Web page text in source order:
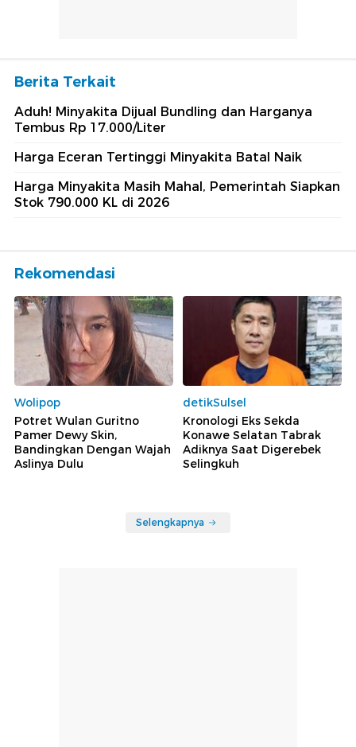
Berita Terkait
Aduh! Minyakita Dijual Bundling dan Harganya
Tembus Rp 17.000/Liter
Harga Eceran Tertinggi Minyakita Batal Naik
Harga Minyakita Masih Mahal, Pemerintah Siapkan
Stok 790.000 KL di 2026
Rekomendasi
Wolipop
Potret Wulan Guritno
Pamer Dewy Skin,
Bandingkan Dengan Wajah
Aslinya Dulu
detikSulsel
Kronologi Eks Sekda
Konawe Selatan Tabrak
Adiknya Saat Digerebek
Selingkuh
Selengkapnya